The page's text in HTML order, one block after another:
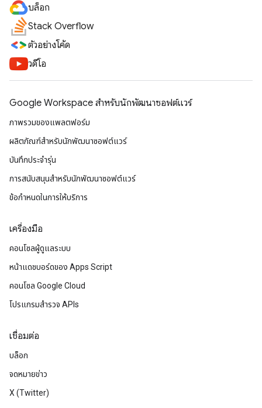
บล็อก
Stack Overflow
ตัวอย่างโค้ด
วิดีโอ
Google Workspace สําหรับนักพัฒนาซอฟต์แวร์
ภาพรวมของแพลตฟอร์ม
ผลิตภัณฑ์สําหรับนักพัฒนาซอฟต์แวร์
บันทึกประจำรุ่น
การสนับสนุนสำหรับนักพัฒนาซอฟต์แวร์
ข้อกำหนดในการให้บริการ
เครื่องมือ
คอนโซลผู้ดูแลระบบ
หน้าแดชบอร์ดของ Apps Script
คอนโซล Google Cloud
โปรแกรมสำรวจ APIs
เชื่อมต่อ
บล็อก
จดหมายข่าว
X (Twitter)